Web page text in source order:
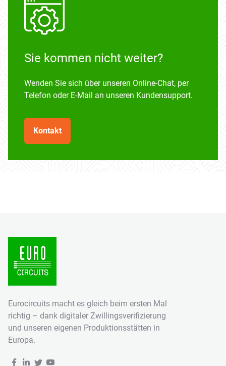
Sie kommen nicht weiter?
Wenden Sie sich über unseren Online-Chat, per
Telefon oder E-Mail an unseren Kundensupport.
Kontakt
Eurocircuits macht es gleich beim ersten Mal
richtig – dank digitaler Zwillingsverifizierung
und unseren eigenen Produktionsstätten in
Europa.